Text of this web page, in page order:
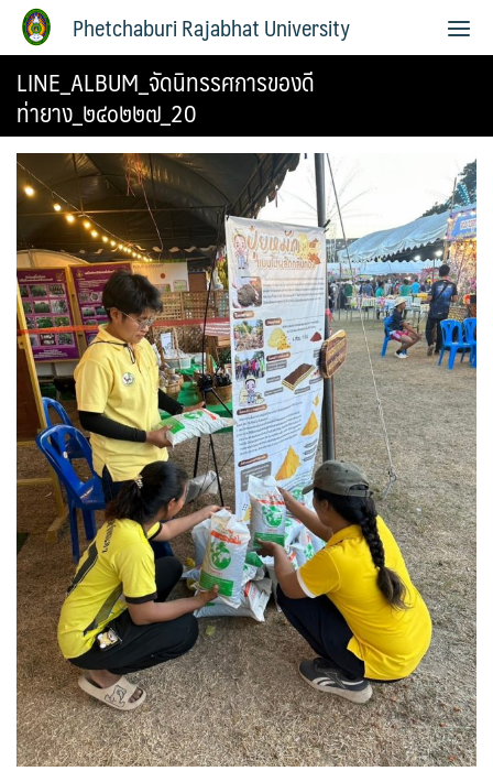
Phetchaburi Rajabhat University
LINE_ALBUM_จัดนิทรรศการของดี
ท่ายาง_๒๔๐๒๒๗_20